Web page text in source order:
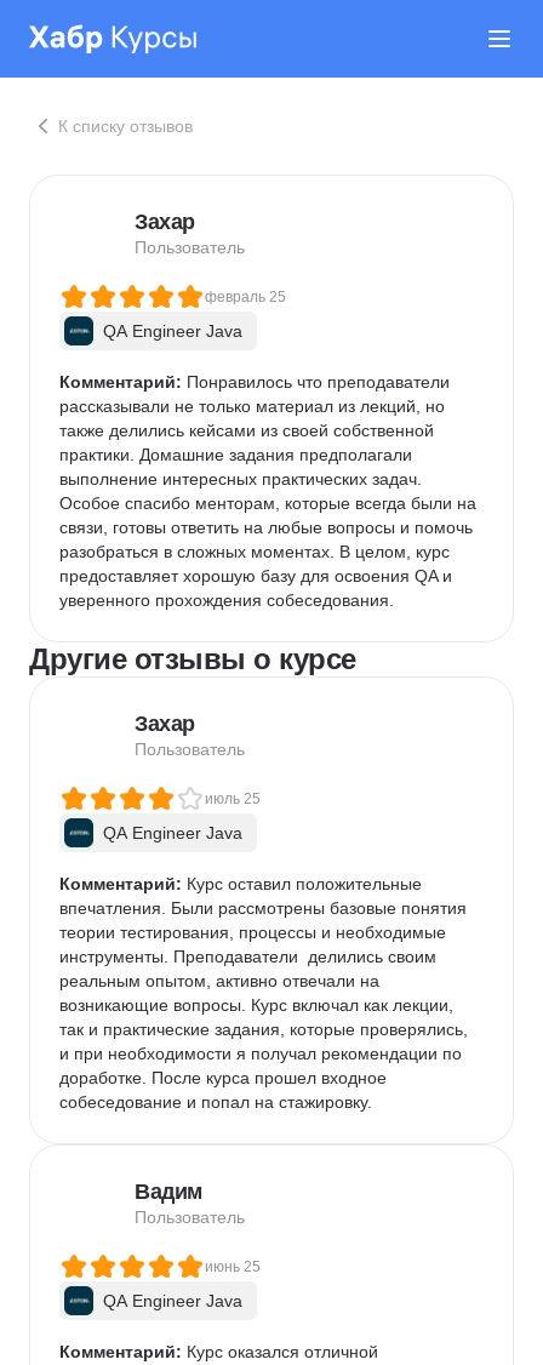
К списку отзывов
Захар
Пользователь
февраль 25
QA Engineer Java
Комментарий: Понравилось что преподаватели
рассказывали не только материал из лекций, но
также делились кейсами из своей собственной
практики. Домашние задания предполагали
выполнение интересных практических задач.
Особое спасибо менторам, которые всегда были на
связи, готовы ответить на любые вопросы и помочь
разобраться в сложных моментах. В целом, курс
предоставляет хорошую базу для освоения QA и
уверенного прохождения собеседования.
Другие отзывы о курсе
Захар
Пользователь
июль 25
QA Engineer Java
Комментарий: Курс оставил положительные
впечатления. Были рассмотрены базовые понятия
теории тестирования, процессы и необходимые
инструменты. Преподаватели  делились своим
реальным опытом, активно отвечали на
возникающие вопросы. Курс включал как лекции,
так и практические задания, которые проверялись,
и при необходимости я получал рекомендации по
доработке. После курса прошел входное
собеседование и попал на стажировку.
Вадим
Пользователь
июнь 25
QA Engineer Java
Комментарий: Курс оказался отличной